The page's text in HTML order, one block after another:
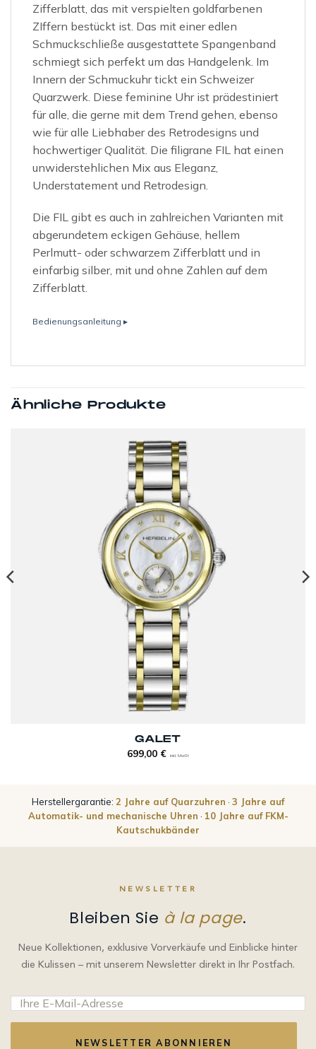
Zifferblatt, das mit verspielten goldfarbenen
ZIffern bestückt ist. Das mit einer edlen
Schmuckschließe ausgestattete Spangenband
schmiegt sich perfekt um das Handgelenk. Im
Innern der Schmuckuhr tickt ein Schweizer
Quarzwerk. Diese feminine Uhr ist prädestiniert
für alle, die gerne mit dem Trend gehen, ebenso
wie für alle Liebhaber des Retrodesigns und
hochwertiger Qualität. Die filigrane FIL hat einen
unwiderstehlichen Mix aus Eleganz,
Understatement und Retrodesign.
Die FIL gibt es auch in zahlreichen Varianten mit
abgerundetem eckigen Gehäuse, hellem
Perlmutt- oder schwarzem Zifferblatt und in
einfarbig silber, mit und ohne Zahlen auf dem
Zifferblatt.
Bedienungsanleitung ▸
Ähnliche Produkte
GALET
699,00 € inkl. MwSt
Herstellergarantie: 2 Jahre auf Quarzuhren · 3 Jahre auf
Automatik- und mechanische Uhren · 10 Jahre auf FKM-
Kautschukbänder
NEWSLETTER
Bleiben Sie à la page.
Neue Kollektionen, exklusive Vorverkäufe und Einblicke hinter
die Kulissen – mit unserem Newsletter direkt in Ihr Postfach.
NEWSLETTER ABONNIEREN